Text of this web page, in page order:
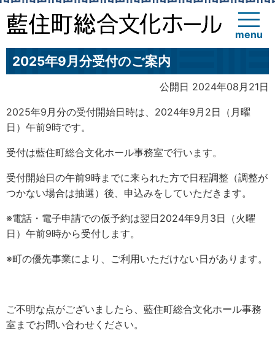
menu
2025年9月分受付のご案内
公開日 2024年08月21日
2025年9月分の受付開始日時は、2024年9月2日（月曜
日）午前9時です。
受付は藍住町総合文化ホール事務室で行います。
受付開始日の午前9時までに来られた方で日程調整（調整が
つかない場合は抽選）後、申込みをしていただきます。
※電話・電子申請での仮予約は翌日2024年9月3日（火曜
日）午前9時から受付します。
※町の優先事業により、ご利用いただけない日があります。
ご不明な点がございましたら、藍住町総合文化ホール事務
室までお問い合わせください。